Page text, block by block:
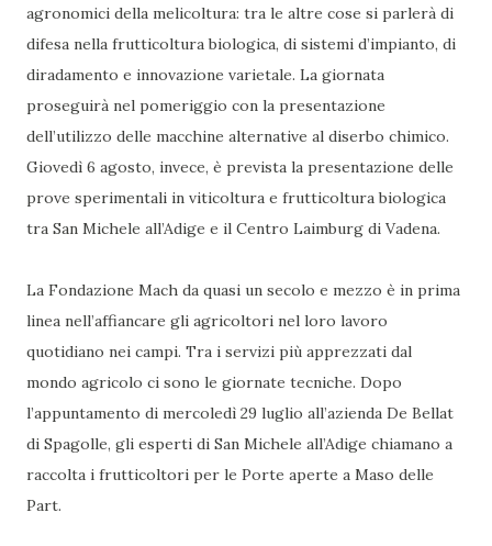
agronomici della melicoltura: tra le altre cose si parlerà di
difesa nella frutticoltura biologica, di sistemi d’impianto, di
diradamento e innovazione varietale. La giornata
proseguirà nel pomeriggio con la presentazione
dell’utilizzo delle macchine alternative al diserbo chimico.
Giovedì 6 agosto, invece, è prevista la presentazione delle
prove sperimentali in viticoltura e frutticoltura biologica
tra San Michele all’Adige e il Centro Laimburg di Vadena.
La Fondazione Mach da quasi un secolo e mezzo è in prima
linea nell’affiancare gli agricoltori nel loro lavoro
quotidiano nei campi. Tra i servizi più apprezzati dal
mondo agricolo ci sono le giornate tecniche. Dopo
l’appuntamento di mercoledì 29 luglio all’azienda De Bellat
di Spagolle, gli esperti di San Michele all’Adige chiamano a
raccolta i frutticoltori per le Porte aperte a Maso delle
Part.